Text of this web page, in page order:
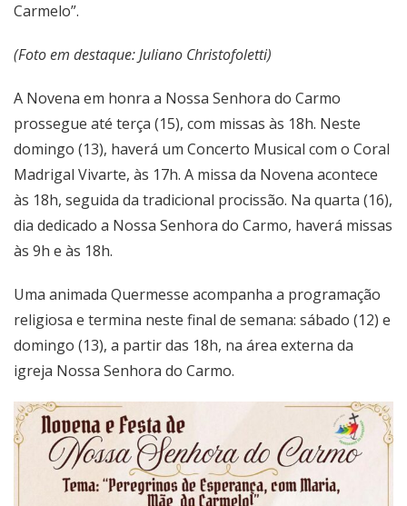
Carmelo”.
(Foto em destaque: Juliano Christofoletti)
A Novena em honra a Nossa Senhora do Carmo
prossegue até terça (15), com missas às 18h. Neste
domingo (13), haverá um Concerto Musical com o Coral
Madrigal Vivarte, às 17h. A missa da Novena acontece
às 18h, seguida da tradicional procissão. Na quarta (16),
dia dedicado a Nossa Senhora do Carmo, haverá missas
às 9h e às 18h.
Uma animada Quermesse acompanha a programação
religiosa e termina neste final de semana: sábado (12) e
domingo (13), a partir das 18h, na área externa da
igreja Nossa Senhora do Carmo.